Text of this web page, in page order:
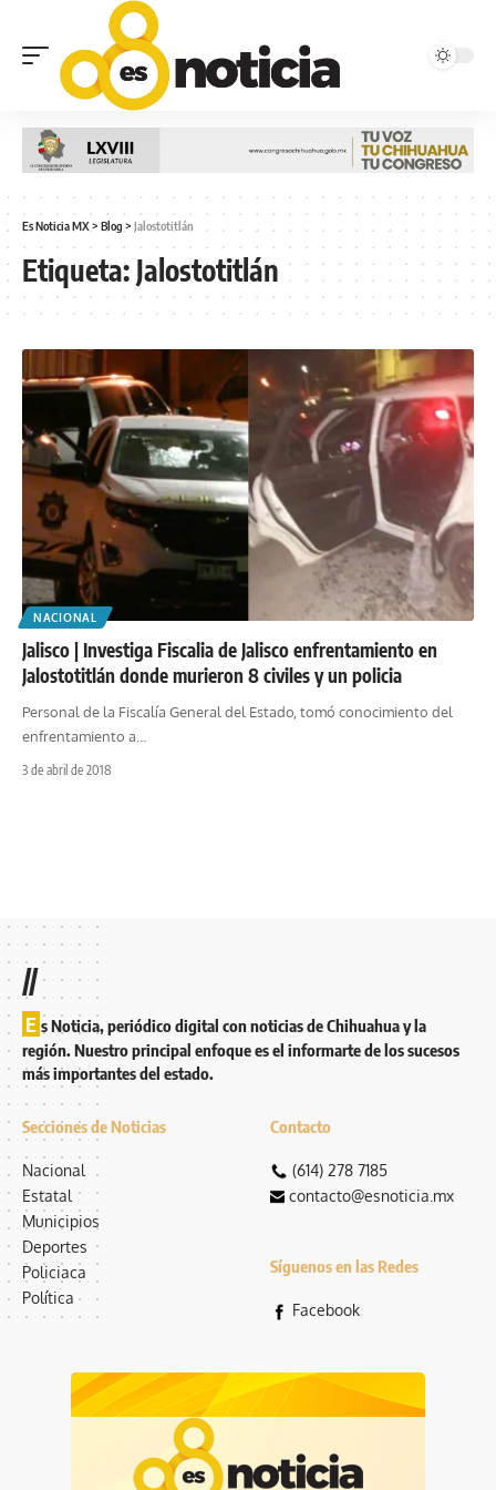
Es Noticia MX> Blog > Jalostotitlán
Etiqueta: Jalostotitlán
NACIONAL
Jalisco | Investiga Fiscalia de Jalisco enfrentamiento en
Jalostotitlán donde murieron 8 civiles y un policia
Personal de la Fiscalía General del Estado, tomó conocimiento del
enfrentamiento a
3 de abril de 2018
//
E s Noticia, periódico digital con noticias de Chihuahua y la
región. Nuestro principal enfoque es el informarte de los sucesos
más importantes del estado.
Secciones de Noticias
Nacional
Estatal
Municipios
Deportes
Policiaca
Política
Contacto
(614) 278 7185
contacto@esnoticia.mx
Síguenos en las Redes
Facebook